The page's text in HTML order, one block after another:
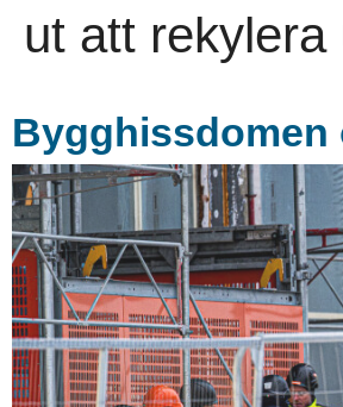
ut att
Bygghissdomen